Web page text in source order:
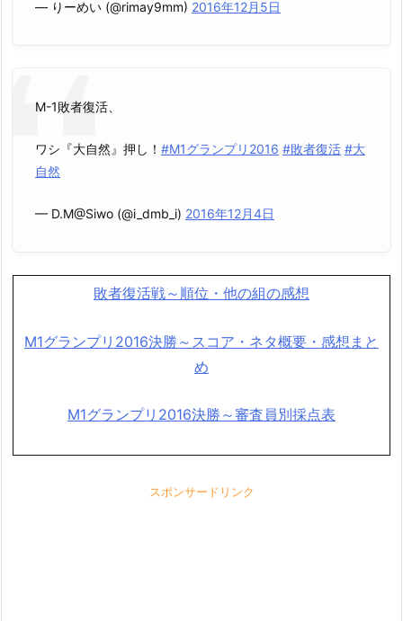
— りーめい (@rimay9mm) 2016年12月5日
M-1敗者復活、
ワシ『大自然』押し！ #M1グランプリ2016 #敗者復活 #大
自然
— D.M@Siwo (@i_dmb_i) 2016年12月4日
敗者復活戦～順位・他の組の感想
M1グランプリ2016決勝～スコア・ネタ概要・感想まと
め
M1グランプリ2016決勝～審査員別採点表
スポンサードリンク